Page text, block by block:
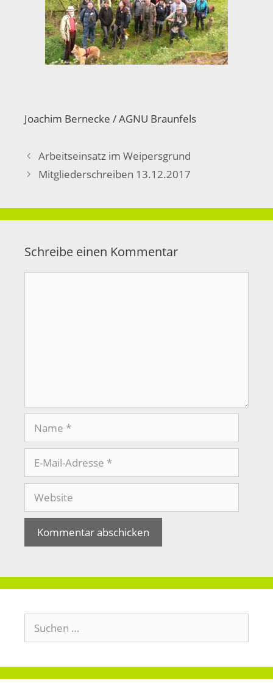
Joachim Bernecke / AGNU Braunfels
Arbeitseinsatz im Weipersgrund
Mitgliederschreiben 13.12.2017
Schreibe einen Kommentar
Mail-
Adresse
Website
Suchen
nach: